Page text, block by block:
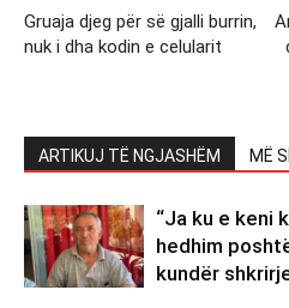
Gruaja djeg për së gjalli burrin,
nuk i dha kodin e celularit
ARTIKUJ TË NGJASHËM MË
“Ja ku e keni
hedhim
kundër